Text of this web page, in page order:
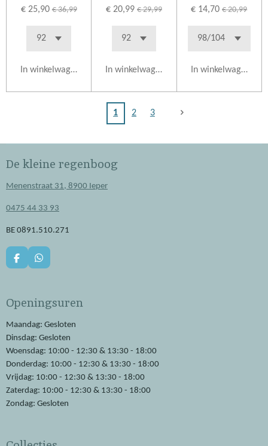
€ 25,90 € 36,99
In winkelwagen
€ 20,99 € 29,99
In winkelwagen
€ 14,70 € 20,99
In winkelwagen
1 2 3
De kleine regenboog
Menenstraat 31, 8900 Ieper
0475 44 33 93
BE 0891.510.271
F
b
o
W
s
p
p
Openingsuren
Maandag: Gesloten
Dinsdag: Gesloten
Woensdag: 10:00 - 12:30 & 13:30 - 18:00
Donderdag: 10:00 - 12:30 & 13:30 - 18:00
Vrijdag: 10:00 - 12:30 & 13:30 - 18:00
Zaterdag: 10:00 - 12:30 & 13:30 - 18:00
Zondag: Gesloten